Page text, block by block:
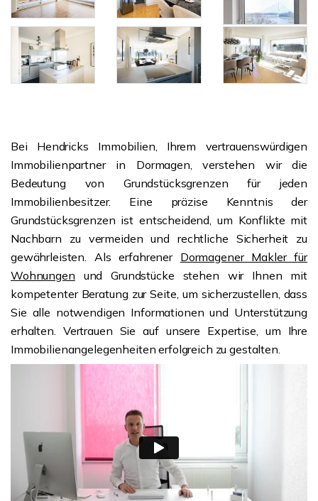
Bei Hendricks Immobilien, Ihrem vertrauenswürdigen
Immobilienpartner in Dormagen, verstehen wir die
Bedeutung von Grundstücksgrenzen für jeden
Immobilienbesitzer. Eine präzise Kenntnis der
Grundstücksgrenzen ist entscheidend, um Konflikte mit
Nachbarn zu vermeiden und rechtliche Sicherheit zu
gewährleisten. Als erfahrener Dormagener Makler für
Wohnungen und Grundstücke stehen wir Ihnen mit
kompetenter Beratung zur Seite, um sicherzustellen, dass
Sie alle notwendigen Informationen und Unterstützung
erhalten. Vertrauen Sie auf unsere Expertise, um Ihre
Immobilienangelegenheiten erfolgreich zu gestalten.